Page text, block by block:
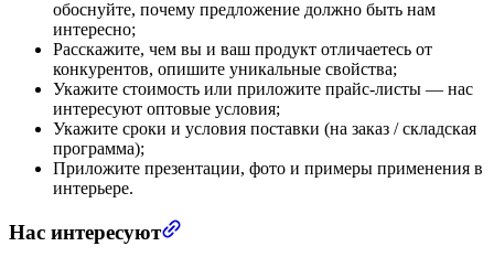
обоснуйте, почему предложение должно быть нам
интересно;
Расскажите, чем вы и ваш продукт отличаетесь от
конкурентов, опишите уникальные свойства;
Укажите стоимость или приложите прайс-листы — нас
интересуют оптовые условия;
Укажите сроки и условия поставки (на заказ / складская
программа);
Приложите презентации, фото и примеры применения в
интерьере.
Нас интересуют